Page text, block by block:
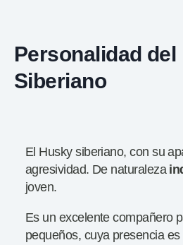
Personalidad del
Siberiano
El Husky siberiano, con su
agresividad. De naturaleza
joven.
Es un excelente compañero
pequeños, cuya presencia